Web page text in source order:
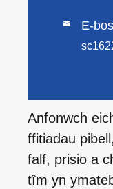
 E-
Anfonwch
ffitiadau
falf, prisio a
tîm yn